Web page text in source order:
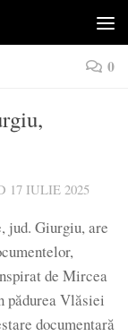
0
17 IULIE 2025
jud. Giurgiu, are
de Mircea
pădurea Vlăsiei
documentară